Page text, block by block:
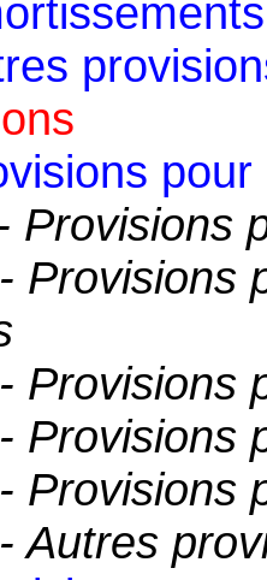
pour
Provisions
Provisions
Provisions
Provisions
Provisions
Autres